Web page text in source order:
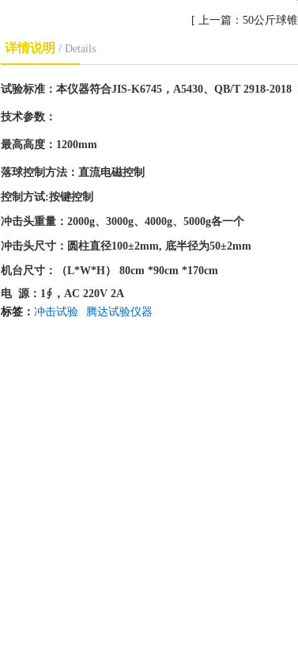
[ 上一篇： 50公斤球
详情说明 / Details
试验标准： 本仪器符合JIS-K6745，A5430、QB/T 2918-2018
技术参数：
最高高度：1200mm
落球控制方法：直流电磁控制
控制方试:按键控制
冲击头重量： 2000g、3000g、4000g、5000g各一个
冲击头尺寸：圆柱直径100±2mm, 底半径为50±2mm
机台尺寸：（L*W*H） 80cm *90cm *170cm
电源：1∮ ， AC 220V 2A
标签： 冲击试验 腾达试验仪器